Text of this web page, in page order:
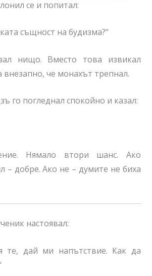
се и попитал:
същност на будизма?“
нищо. Вместо това извикал
внезапно, че монахът трепнал.
го погледнал спокойно и казал:
Нямало втори шанс. Ако
– добре. Ако не – думите не биха
настоявал:
те, дай ми напътствие. Как да